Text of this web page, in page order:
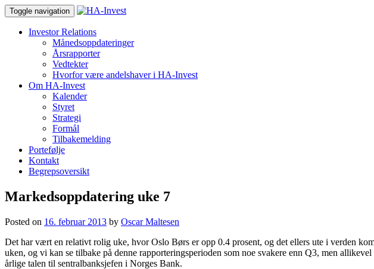
Toggle navigation
Investor Relations
Månedsoppdateringer
Årsrapporter
Vedtekter
Hvorfor være andelshaver i HA-Invest
Om HA-Invest
Kalender
Styret
Strategi
Formål
Tilbakemelding
Portefølje
Kontakt
Begrepsoversikt
Markedsoppdatering uke 7
Posted on 16. februar 2013 by Oscar Maltesen
Det har vært en relativt rolig uke, hvor Oslo Børs er opp 0.4 prosent, og det ellers ute i verden
uken, og vi kan se tilbake på denne rapporteringsperioden som noe svakere enn Q3, men
årlige talen til sentralbanksjefen i Norges Bank.